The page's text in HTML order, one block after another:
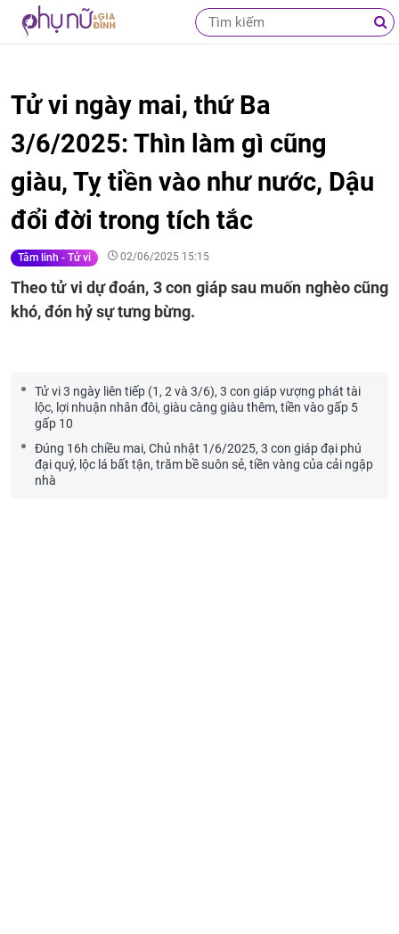
Tử vi ngày mai, thứ Ba
3/6/2025: Thìn làm gì cũng
giàu, Tỵ tiền vào như nước, Dậu
đổi đời trong tích tắc
Tâm linh - Tử vi 02/06/2025 15:15
Theo tử vi dự đoán, 3 con giáp sau muốn nghèo cũng
khó, đón hỷ sự tưng bừng.
Tử vi 3 ngày liên tiếp (1, 2 và 3/6), 3 con giáp vượng phát tài
lộc, lợi nhuận nhân đôi, giàu càng giàu thêm, tiền vào gấp 5
gấp 10
Đúng 16h chiều mai, Chủ nhật 1/6/2025, 3 con giáp đại phú
đại quý, lộc lá bất tận, trăm bề suôn sẻ, tiền vàng của cải ngập
nhà